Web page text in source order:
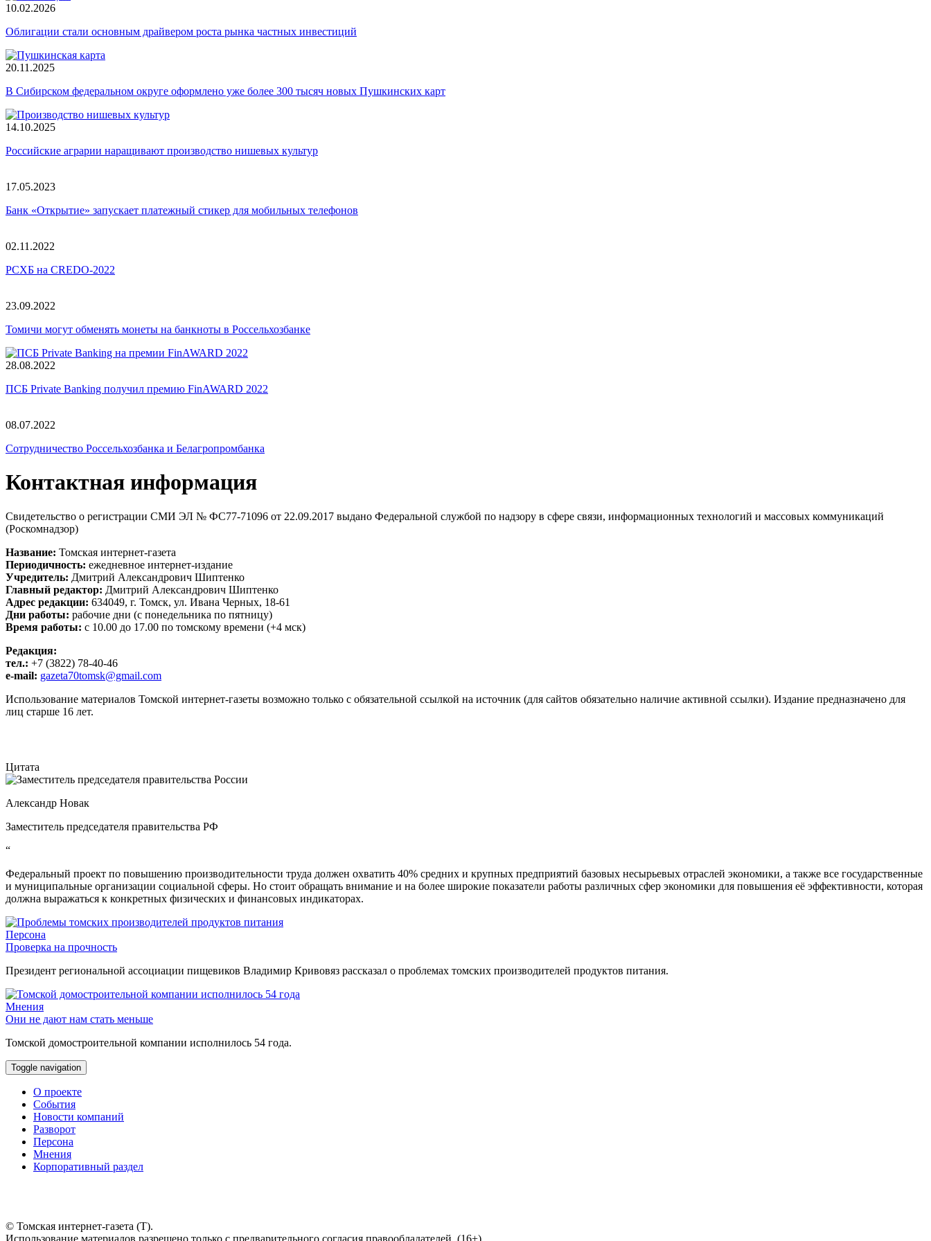
10.02.2026
Облигации стали основным драйвером роста рынка частных инвестиций
20.11.2025
В Сибирском федеральном округе оформлено уже более 300 тысяч новых Пушкинских карт
14.10.2025
Российские аграрии наращивают производство нишевых культур
17.05.2023
Банк «Открытие» запускает платежный стикер для мобильных телефонов
02.11.2022
РСХБ на CREDO-2022
23.09.2022
Томичи могут обменять монеты на банкноты в Россельхозбанке
28.08.2022
ПСБ Private Banking получил премию FinAWARD 2022
08.07.2022
Сотрудничество Россельхозбанка и Белагропромбанка
Контактная информация
Свидетельство о регистрации СМИ ЭЛ № ФС77-71096 от 22.09.2017 выдано Федеральной службой по надзору в сфере связи, информационных технологий и массовых коммуникаций
(Роскомнадзор)
Название: Томская интернет-газета
Периодичность: ежедневное интернет-издание
Учредитель: Дмитрий Александрович Шиптенко
Главный редактор: Дмитрий Александрович Шиптенко
Адрес редакции: 634049, г. Томск, ул. Ивана Черных, 18-61
Дни работы: рабочие дни (с понедельника по пятницу)
Время работы: c 10.00 до 17.00 по томскому времени (+4 мск)
Редакция:
тел.: +7 (3822) 78-40-46
e-mail: gazeta70tomsk@gmail.com
Использование материалов Томской интернет-газеты возможно только с обязательной ссылкой на источник (для сайтов обязательно наличие активной ссылки). Издание предназначено для
лиц старше 16 лет.
Цитата
Александр Новак
Заместитель председателя правительства РФ
“
Федеральный проект по повышению производительности труда должен охватить 40% средних и крупных предприятий базовых несырьевых отраслей экономики, а также все государственные
и муниципальные организации социальной сферы. Но стоит обращать внимание и на более широкие показатели работы различных сфер экономики для повышения её эффективности, которая
должна выражаться к конкретных физических и финансовых индикаторах.
Персона
Проверка на прочность
Президент региональной ассоциации пищевиков Владимир Кривовяз рассказал о проблемах томских производителей продуктов питания.
Мнения
Они не дают нам стать меньше
Томской домостроительной компании исполнилось 54 года.
Toggle navigation
О проекте
События
Новости компаний
Разворот
Персона
Мнения
Корпоративный раздел
© Томская интернет-газета (Т).
Использование материалов разрешено только с предварительного согласия правообладателей. (16+)